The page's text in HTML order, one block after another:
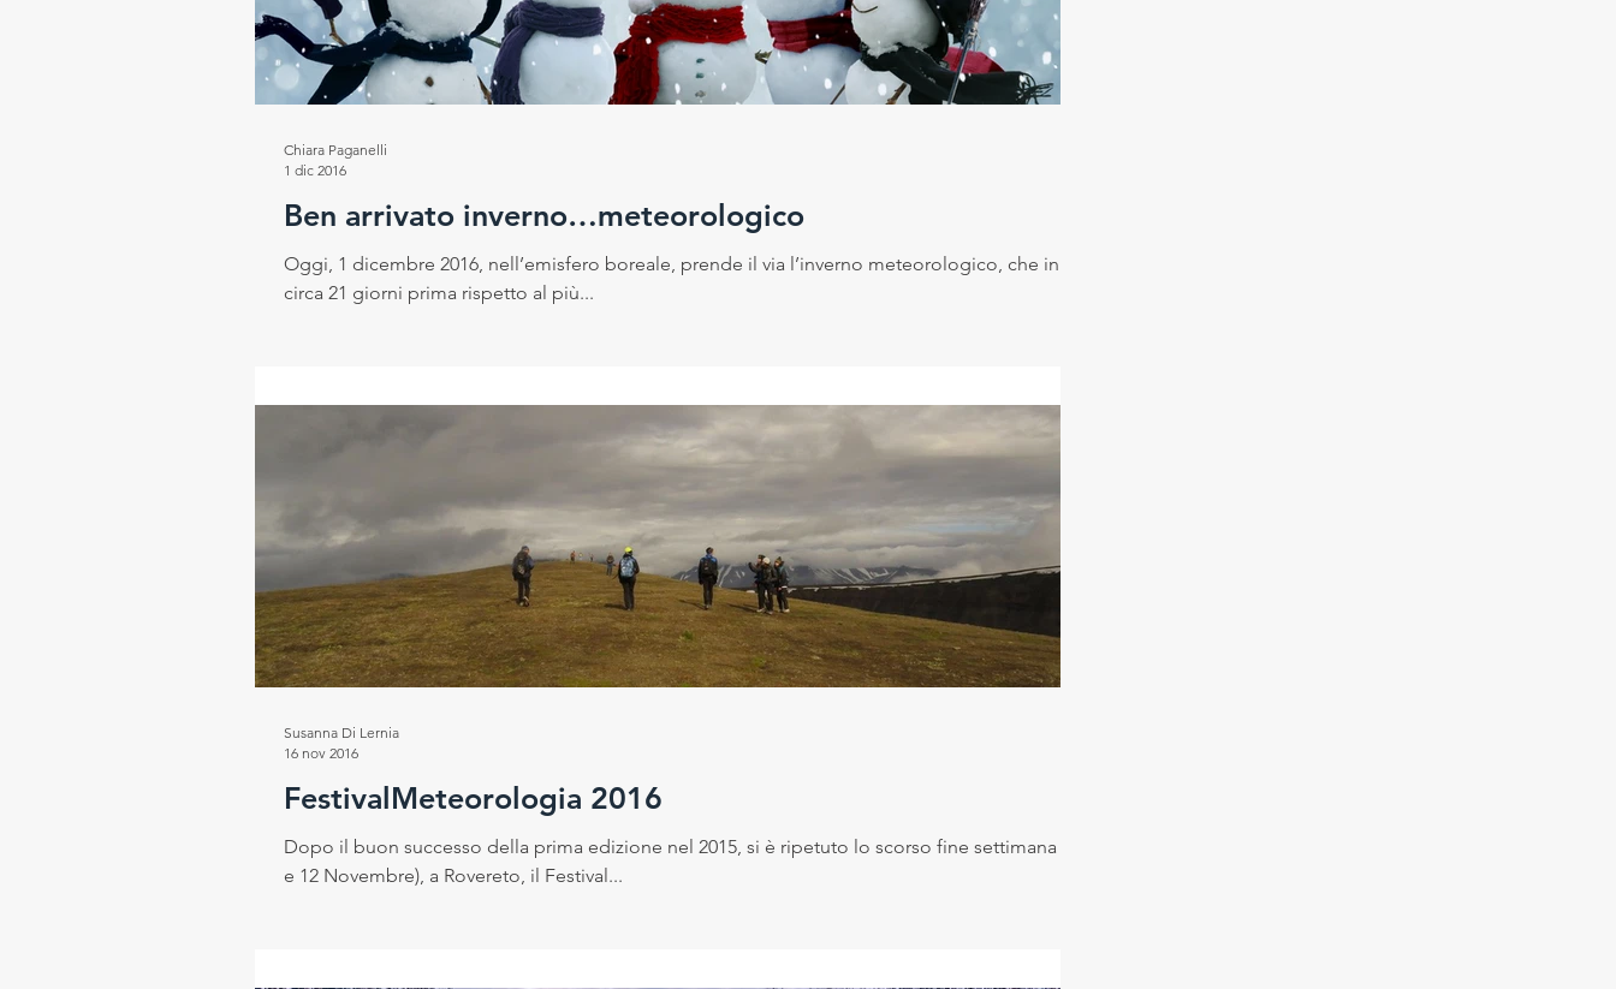
Ben arrivato inverno…meteorologico
Oggi, 1 dicembre 2016, nell’emisfero boreale, prende il via l’inverno meteorologico, che inizia
circa 21 giorni prima rispetto al più...
Chiara Paganelli
1 dic 2016
FestivalMeteorologia 2016
Dopo il buon successo della prima edizione nel 2015, si è ripetuto lo scorso fine settimana (11
e 12 Novembre), a Rovereto, il Festival...
Susanna Di Lernia
16 nov 2016